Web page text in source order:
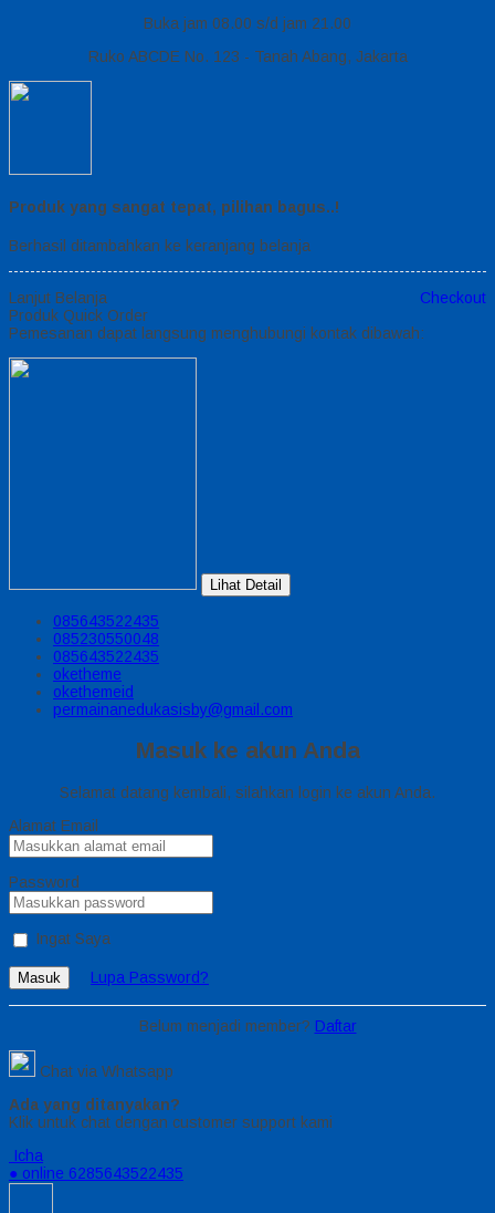
Buka jam 08.00 s/d jam 21.00
Ruko ABCDE No. 123 - Tanah Abang, Jakarta
Produk yang sangat tepat, pilihan bagus..!
Berhasil ditambahkan ke keranjang belanja
Lanjut Belanja
Checkout
Produk Quick Order
Pemesanan dapat langsung menghubungi kontak dibawah:
Lihat Detail
085643522435
085230550048
085643522435
oketheme
okethemeid
permainanedukasisby@gmail.com
Masuk ke akun Anda
Selamat datang kembali, silahkan login ke akun Anda.
Alamat Email
Password
Ingat Saya
Masuk Lupa Password?
Belum menjadi member? Daftar
Chat via Whatsapp
Ada yang ditanyakan?
Klik untuk chat dengan customer support kami
Icha
● online 6285643522435